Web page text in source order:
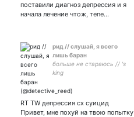
поставили диагноз депрессия и я
начала лечение чтож, тепе…
рид // слушай, я всего
лишь баран
больше не стараюсь // 's
king
RT TW депрессия сх суицид
Привет, мне похуй на твою попытку